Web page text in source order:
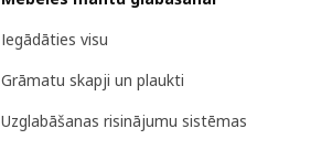
Iegādāties visu
Grāmatu skapji un plaukti
Uzglabāšanas risinājumu sistēmas